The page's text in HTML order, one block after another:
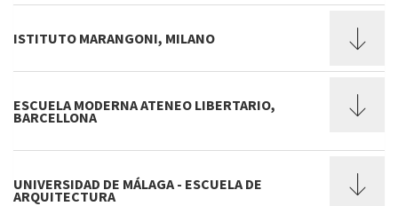
ISTITUTO MARANGONI, MILANO
ESCUELA MODERNA ATENEO LIBERTARIO,
BARCELLONA
UNIVERSIDAD DE MÁLAGA - ESCUELA DE
ARQUITECTURA